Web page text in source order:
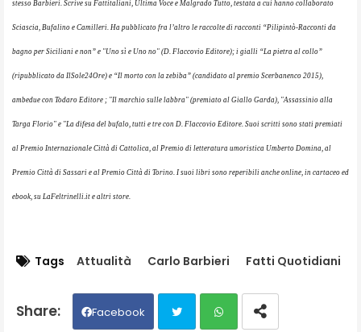
stesso Barbieri. Scrive su Fattitaliani, Ultima Voce e Malgrado Tutto, testata a cui hanno collaborato
Sciascia, Bufalino e Camilleri. Ha pubblicato fra l’altro le raccolte di racconti “Pilipintò-Racconti da
bagno per Siciliani e non” e "Uno sì e Uno no" (D. Flaccovio Editore); i gialli “La pietra al collo”
(ripubblicato da IlSole24Ore) e “Il morto con la zebiba” (candidato al premio Scerbanenco 2015),
ambedue con Todaro Editore ; "Il marchio sulle labbra" (premiato al Giallo Garda), "Assassinio alla
Targa Florio" e "La difesa del bufalo, tutti e tre con D. Flaccovio Editore. Suoi scritti sono stati premiati
al Premio Internazionale Città di Cattolica, al Premio di letteratura umoristica Umberto Domina, al
Premio Città di Sassari e al Premio Città di Torino. I suoi libri sono reperibili anche online, in cartaceo ed
ebook, su LaFeltrinelli.it e altri store.
Tags Attualità Carlo Barbieri Fatti Quotidiani
Facebook